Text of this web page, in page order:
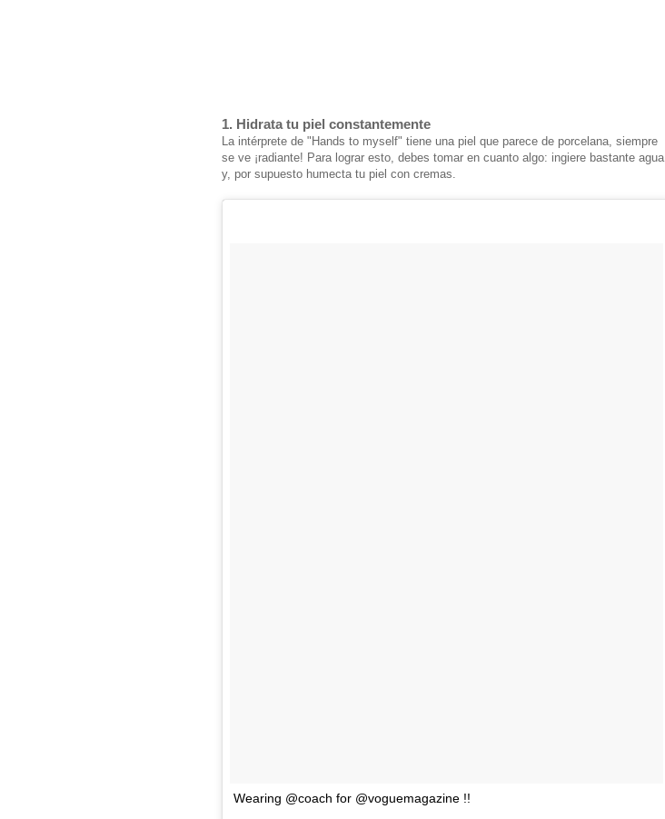
1. Hidrata tu piel constantemente
La intérprete de "Hands to myself" tiene una piel que parece de porcelana, siempre
se ve ¡radiante! Para lograr esto, debes tomar en cuanto algo: ingiere bastante agua,
y, por supuesto humecta tu piel con cremas.
Wearing @coach for @voguemagazine !!